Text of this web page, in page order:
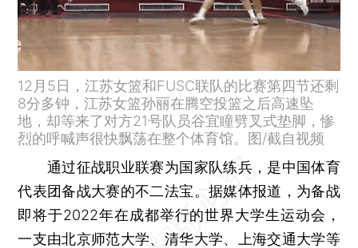
12月5日，江苏女篮和FUSC联队的比赛第四节还剩
8分多钟，江苏女篮孙丽在腾空投篮之后高速坠
地，却等来了对方21号队员谷宜瞳劈叉式垫脚，惨
烈的呼喊声很快飘荡在整个体育馆。图/截自视频
通过征战职业联赛为国家队练兵，是中国体育
代表团备战大赛的不二法宝。据媒体报道，为备战
即将于2022年在成都举行的世界大学生运动会，
一支由北京师范大学、清华大学、上海交通大学等